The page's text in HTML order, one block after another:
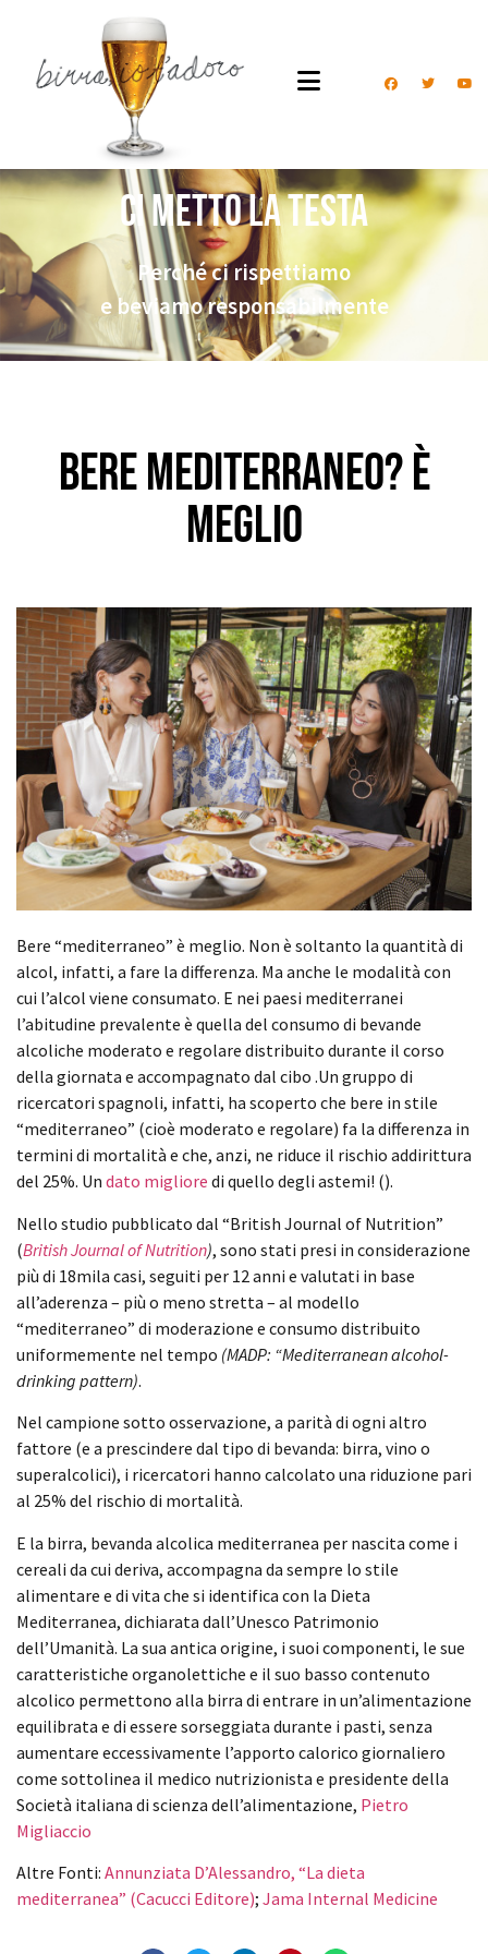
Ci metto la testa
Perché ci rispettiamo
e beviamo responsabilmente
Bere mediterraneo? È
meglio
Bere “mediterraneo” è meglio. Non è soltanto la quantità di
alcol, infatti, a fare la differenza. Ma anche le modalità con
cui l’alcol viene consumato. E nei paesi mediterranei
l’abitudine prevalente è quella del consumo di bevande
alcoliche moderato e regolare distribuito durante il corso
della giornata e accompagnato dal cibo .Un gruppo di
ricercatori spagnoli, infatti, ha scoperto che bere in stile
“mediterraneo” (cioè moderato e regolare) fa la differenza in
termini di mortalità e che, anzi, ne riduce il rischio addirittura
del 25%. Un dato migliore di quello degli astemi! ().
Nello studio pubblicato dal “British Journal of Nutrition”
(British Journal of Nutrition), sono stati presi in considerazione
più di 18mila casi, seguiti per 12 anni e valutati in base
all’aderenza – più o meno stretta – al modello
“mediterraneo” di moderazione e consumo distribuito
uniformemente nel tempo (MADP: “Mediterranean alcohol-
drinking pattern).
Nel campione sotto osservazione, a parità di ogni altro
fattore (e a prescindere dal tipo di bevanda: birra, vino o
superalcolici), i ricercatori hanno calcolato una riduzione pari
al 25% del rischio di mortalità.
E la birra, bevanda alcolica mediterranea per nascita come i
cereali da cui deriva, accompagna da sempre lo stile
alimentare e di vita che si identifica con la Dieta
Mediterranea, dichiarata dall’Unesco Patrimonio
dell’Umanità. La sua antica origine, i suoi componenti, le sue
caratteristiche organolettiche e il suo basso contenuto
alcolico permettono alla birra di entrare in un’alimentazione
equilibrata e di essere sorseggiata durante i pasti, senza
aumentare eccessivamente l’apporto calorico giornaliero
come sottolinea il medico nutrizionista e presidente della
Società italiana di scienza dell’alimentazione, Pietro
Migliaccio
Altre Fonti: Annunziata D’Alessandro, “La dieta
mediterranea” (Cacucci Editore); Jama Internal Medicine